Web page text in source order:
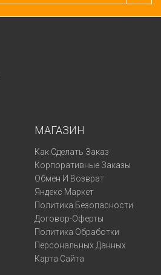
МАГАЗИН
Как Сделать Заказ
Корпоративные Заказы
Обмен И Возврат
Яндекс Маркет
Политика Безопасности
Договор-Оферты
Политика Обработки
Персональных Данных
Карта Сайта